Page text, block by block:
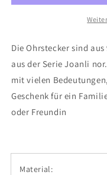
Ohrstecker
Die Ohrstecker sind
aus der Serie Joanli
mit vielen
Geschenk für ein
oder Freundin
Material: